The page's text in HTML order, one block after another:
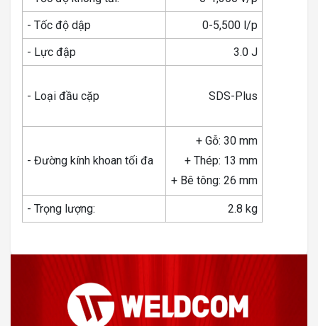
- Tốc độ dập
0-5,500 l/p
- Lực đập
3.0 J
- Loại đầu cặp SDS-Plus
- Đường kính khoan tối đa
+ Gỗ: 30 mm
+ Thép: 13 mm
+ Bê tông: 26 mm
- Trọng lượng: 2.8 kg